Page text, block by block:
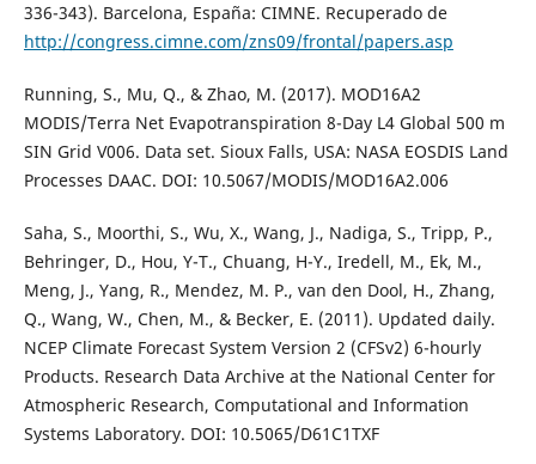
336-343). Barcelona, España: CIMNE. Recuperado de
http://congress.cimne.com/zns09/frontal/papers.asp
Running, S., Mu, Q., & Zhao, M. (2017). MOD16A2
MODIS/Terra Net Evapotranspiration 8-Day L4 Global 500 m
SIN Grid V006. Data set. Sioux Falls, USA: NASA EOSDIS Land
Processes DAAC. DOI: 10.5067/MODIS/MOD16A2.006
Saha, S., Moorthi, S., Wu, X., Wang, J., Nadiga, S., Tripp, P.,
Behringer, D., Hou, Y-T., Chuang, H-Y., Iredell, M., Ek, M.,
Meng, J., Yang, R., Mendez, M. P., van den Dool, H., Zhang,
Q., Wang, W., Chen, M., & Becker, E. (2011). Updated daily.
NCEP Climate Forecast System Version 2 (CFSv2) 6-hourly
Products. Research Data Archive at the National Center for
Atmospheric Research, Computational and Information
Systems Laboratory. DOI: 10.5065/D61C1TXF